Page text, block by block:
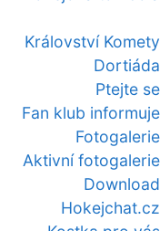
Království Komety
Dortiáda
Ptejte se
Fan klub informuje
Fotogalerie
Aktivní fotogalerie
Download
Hokejchat.cz